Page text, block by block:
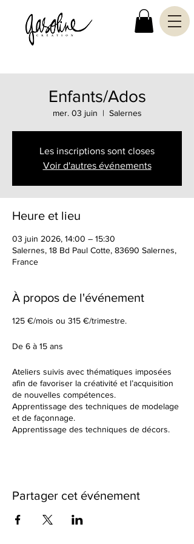
Enfants/Ados
mer. 03 juin
  |
Salernes
Les inscriptions sont closes
Voir d'autres événements
Heure et lieu
03 juin 2026, 14:00 – 15:30
Salernes, 18 Bd Paul Cotte, 83690 Salernes,
France
À propos de l'événement
125 €/mois ou 315 €/trimestre.
De 6 à 15 ans
Ateliers suivis avec thématiques imposées
afin de favoriser la créativité et l’acquisition
de nouvelles compétences.
Apprentissage des techniques de modelage
et de façonnage.
Apprentissage des techniques de décors.
différente à chaque fois. Nous observerons
cuissons et des différents travails de
Partager cet événement